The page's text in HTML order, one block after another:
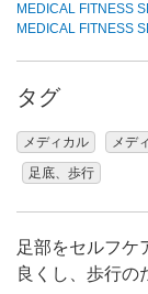
MEDICAL FITNESS
MEDICAL FITNESS
タグ
メディカル メデ
足底、歩行
足部をセルフケ
良くし、歩行の